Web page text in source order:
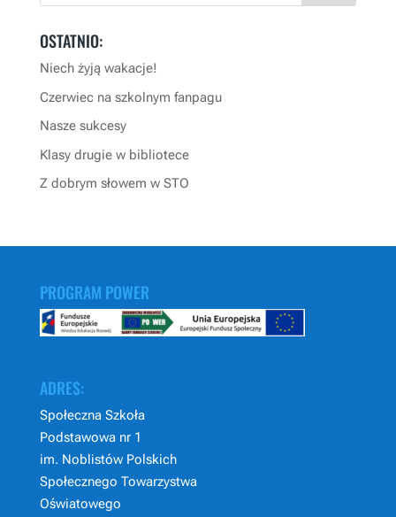
OSTATNIO:
Niech żyją wakacje!
Czerwiec na szkolnym fanpagu
Nasze sukcesy
Klasy drugie w bibliotece
Z dobrym słowem w STO
PROGRAM POWER
ADRES:
Społeczna Szkoła
Podstawowa nr 1
im. Noblistów Polskich
Społecznego Towarzystwa
Oświatowego